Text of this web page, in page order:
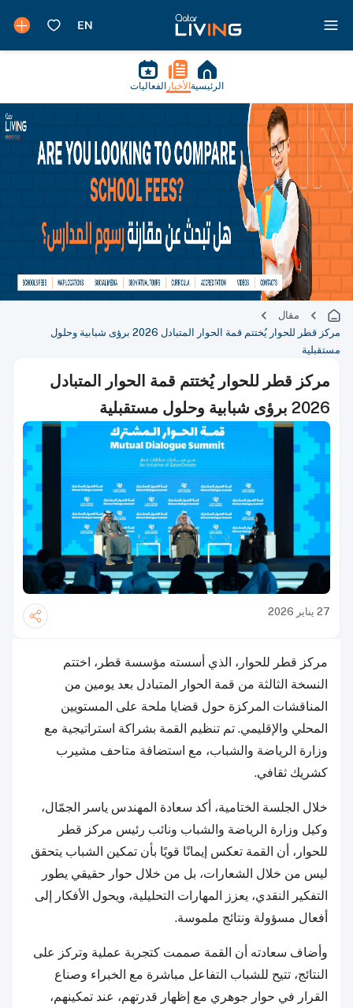
الرئيسية الأخبار الفعاليات
مقال
مركز قطر للحوار يُختتم قمة الحوار المتبادل 2026 برؤى شبابية وحلول
مستقبلية
مركز قطر للحوار يُختتم قمة الحوار المتبادل
2026 برؤى شبابية وحلول مستقبلية
27 يناير 2026
مركز قطر للحوار، الذي أسسته مؤسسة قطر، اختتم
النسخة الثالثة من قمة الحوار المتبادل بعد يومين من
المناقشات المركزة حول قضايا ملحة على المستويين
المحلي والإقليمي. تم تنظيم القمة بشراكة استراتيجية مع
وزارة الرياضة والشباب، مع استضافة متاحف مشيرب
كشريك ثقافي.
خلال الجلسة الختامية، أكد سعادة المهندس ياسر الجمّال،
وكيل وزارة الرياضة والشباب ونائب رئيس مركز قطر
للحوار، أن القمة تعكس إيمانًا قويًا بأن تمكين الشباب يتحقق
ليس من خلال الشعارات، بل من خلال حوار حقيقي يطور
التفكير النقدي، يعزز المهارات التحليلية، ويحول الأفكار إلى
أفعال مسؤولة ونتائج ملموسة.
وأضاف سعادته أن القمة صممت كتجربة عملية وتركز على
النتائج، تتيح للشباب التفاعل مباشرة مع الخبراء وصناع
القرار في حوار جوهري مع إظهار قدرتهم، عند تمكينهم،